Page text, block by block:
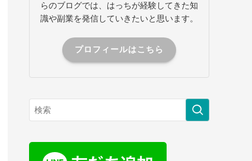
らのブログでは、はっちが経験してきた知
識や副業を発信していきたいと思います。
プロフィールはこちら